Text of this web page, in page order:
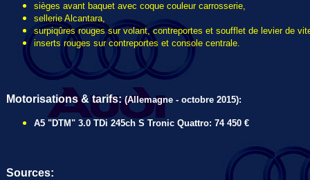
sièges avant baquet avec coque couleur carrosserie,
sellerie Alcantara,
surpiqûres rouges sur volant, contreportes et soufflet de levier de
inserts rouges sur contreportes et console centrale.
Motorisations & tarifs:(Allemagne - octobre 2015):
A5 "DTM" 3.0 TDi 245ch S Tronic Quattro: 74 450 €
Sources: